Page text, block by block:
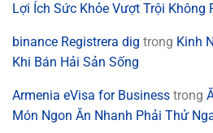
Lợi Ích Sức Khỏe Vượt Trội Không
binance Registrera dig trong Kinh
Khi Bán Hải Sản Sống
Armenia eVisa for Business trong
Món Ngon Ăn Nhanh Phải Thử